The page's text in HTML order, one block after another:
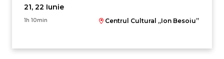
21, 22 Iunie
1h 10min Centrul Cultural „Ion Besoiu”